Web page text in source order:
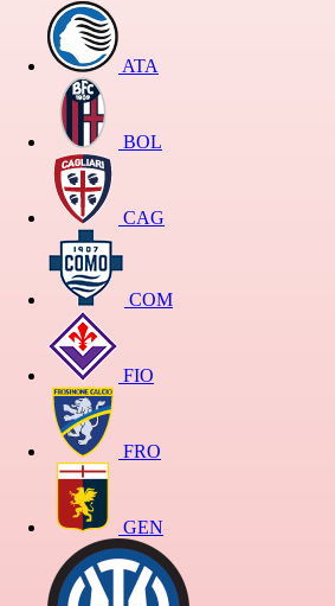
ATA
BOL
CAG
COM
FIO
FRO
GEN